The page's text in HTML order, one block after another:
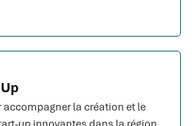
la création et le